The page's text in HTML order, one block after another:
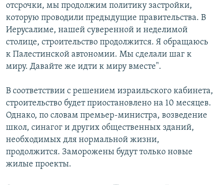
Все сайты РСЕ/РС
отсрочки, мы продолжим политику застройки,
которую проводили предыдущие правительства. В
Иерусалиме, нашей суверенной и неделимой
столице, строительство продолжится. Я обращаюсь
к Палестинской автономии. Мы сделали шаг к
миру. Давайте же идти к миру вместе".
В соответствии с решением израильского кабинета,
строительство будет приостановлено на 10 месяцев.
Однако, по словам премьер-министра, возведение
школ, синагог и других общественных зданий,
необходимых для нормальной жизни,
продолжится. Заморожены будут только новые
жилые проекты.